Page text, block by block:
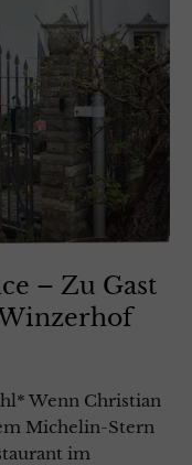
– Zu Gast
Wenn Christian
Michelin-Stern
im